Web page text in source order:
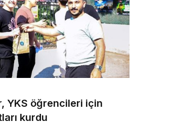
YKS öğrencileri için
kurdu